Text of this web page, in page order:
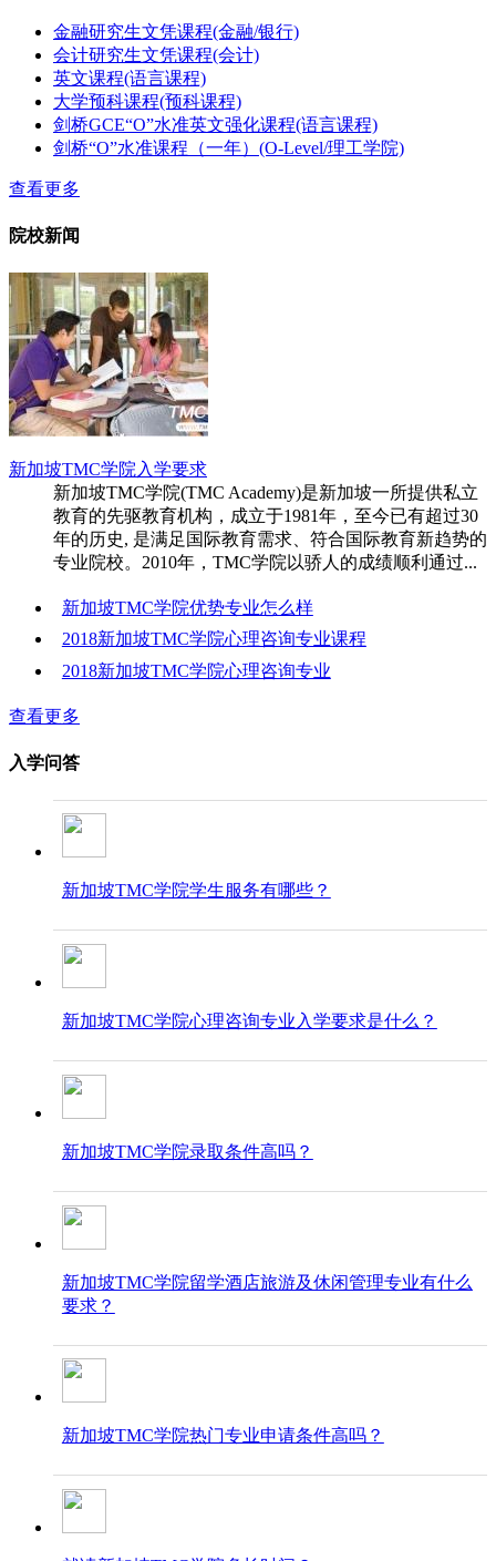
金融研究生文凭课程(金融/银行)
会计研究生文凭课程(会计)
英文课程(语言课程)
大学预科课程(预科课程)
剑桥GCE“O”水准英文强化课程(语言课程)
剑桥“O”水准课程（一年）(O-Level/理工学院)
查看更多
院校新闻
新加坡TMC学院入学要求
新加坡TMC学院(TMC Academy)是新加坡一所提供私立
教育的先驱教育机构，成立于1981年，至今已有超过30
年的历史, 是满足国际教育需求、符合国际教育新趋势的
专业院校。2010年，TMC学院以骄人的成绩顺利通过...
新加坡TMC学院优势专业怎么样
2018新加坡TMC学院心理咨询专业课程
2018新加坡TMC学院心理咨询专业
查看更多
入学问答
新加坡TMC学院学生服务有哪些？
新加坡TMC学院心理咨询专业入学要求是什么？
新加坡TMC学院录取条件高吗？
新加坡TMC学院留学酒店旅游及休闲管理专业有什么
要求？
新加坡TMC学院热门专业申请条件高吗？